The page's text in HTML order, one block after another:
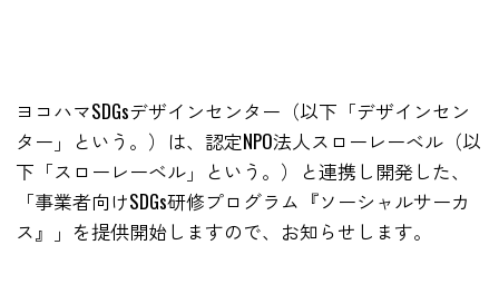
ヨコハマSDGsデザインセンター（以下「デザインセン
ター」という。）は、認定NPO法人スローレーベル（以
下「スローレーベル」という。）と連携し開発した、
「事業者向けSDGs研修プログラム『ソーシャルサーカ
ス』」を提供開始しますので、お知らせします。